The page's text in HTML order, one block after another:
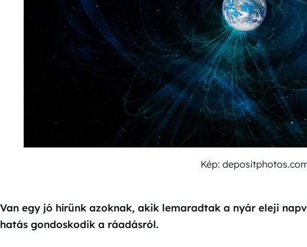
Kép:
Van egy jó hírünk azoknak, akik lemaradtak a nyár eleji
hatás gondoskodik a ráadásról.